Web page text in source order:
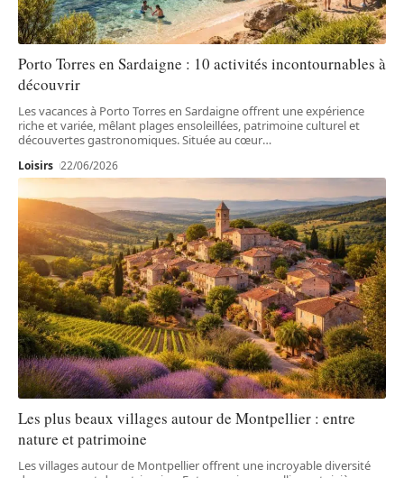
Porto Torres en Sardaigne : 10 activités incontournables à
découvrir
Les vacances à Porto Torres en Sardaigne offrent une expérience
riche et variée, mêlant plages ensoleillées, patrimoine culturel et
découvertes gastronomiques. Située au cœur…
Loisirs 22/06/2026
Les plus beaux villages autour de Montpellier : entre
nature et patrimoine
Les villages autour de Montpellier offrent une incroyable diversité